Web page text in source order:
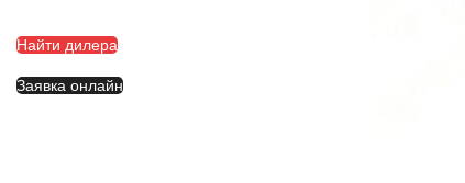
Найти дилера
Заявка онлайн